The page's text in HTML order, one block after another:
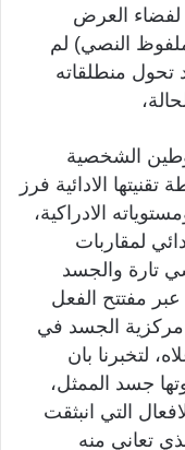
لفضاء العرض
النصي) لم
تحول منطلقاته
الشخصية
الادائية فرز
الادراكية،
لمقاربات
تارة والجسد
مفتتح الفعل
الجسد في
لتخبرنا بان
جسد الممثل،
التي انبثقت
تعاني منه